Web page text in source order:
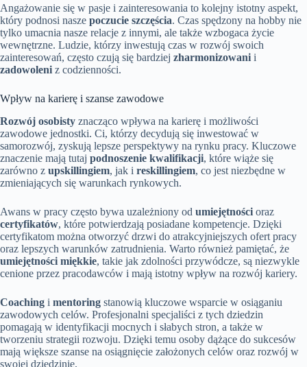
Angażowanie się w pasje i zainteresowania to kolejny istotny aspekt,
który podnosi nasze poczucie szczęścia. Czas spędzony na hobby nie
tylko umacnia nasze relacje z innymi, ale także wzbogaca życie
wewnętrzne. Ludzie, którzy inwestują czas w rozwój swoich
zainteresowań, często czują się bardziej zharmonizowani i
zadowoleni z codzienności.
Wpływ na karierę i szanse zawodowe
Rozwój osobisty znacząco wpływa na karierę i możliwości
zawodowe jednostki. Ci, którzy decydują się inwestować w
samorozwój, zyskują lepsze perspektywy na rynku pracy. Kluczowe
znaczenie mają tutaj podnoszenie kwalifikacji, które wiąże się
zarówno z upskillingiem, jak i reskillingiem, co jest niezbędne w
zmieniających się warunkach rynkowych.
Awans w pracy często bywa uzależniony od umiejętności oraz
certyfikatów, które potwierdzają posiadane kompetencje. Dzięki
certyfikatom można otworzyć drzwi do atrakcyjniejszych ofert pracy
oraz lepszych warunków zatrudnienia. Warto również pamiętać, że
umiejętności miękkie, takie jak zdolności przywódcze, są niezwykle
cenione przez pracodawców i mają istotny wpływ na rozwój kariery.
Coaching i mentoring stanowią kluczowe wsparcie w osiąganiu
zawodowych celów. Profesjonalni specjaliści z tych dziedzin
pomagają w identyfikacji mocnych i słabych stron, a także w
tworzeniu strategii rozwoju. Dzięki temu osoby dążące do sukcesów
mają większe szanse na osiągnięcie założonych celów oraz rozwój w
swojej dziedzinie.